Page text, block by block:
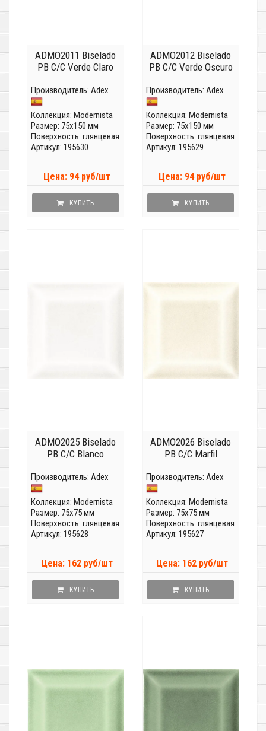
ADMO2011 Biselado
PB C/C Verde Claro
Производитель: Adex
Коллекция: Modernista
Размер: 75x150 мм
Поверхность: глянцевая
Артикул: 195630
Цена: 94 руб/шт
КУПИТЬ
ADMO2012 Biselado
PB C/C Verde Oscuro
Производитель: Adex
Коллекция: Modernista
Размер: 75x150 мм
Поверхность: глянцевая
Артикул: 195629
Цена: 94 руб/шт
КУПИТЬ
ADMO2025 Biselado
PB C/C Blanco
Производитель: Adex
Коллекция: Modernista
Размер: 75x75 мм
Поверхность: глянцевая
Артикул: 195628
Цена: 162 руб/шт
КУПИТЬ
ADMO2026 Biselado
PB C/C Marfil
Производитель: Adex
Коллекция: Modernista
Размер: 75x75 мм
Поверхность: глянцевая
Артикул: 195627
Цена: 162 руб/шт
КУПИТЬ